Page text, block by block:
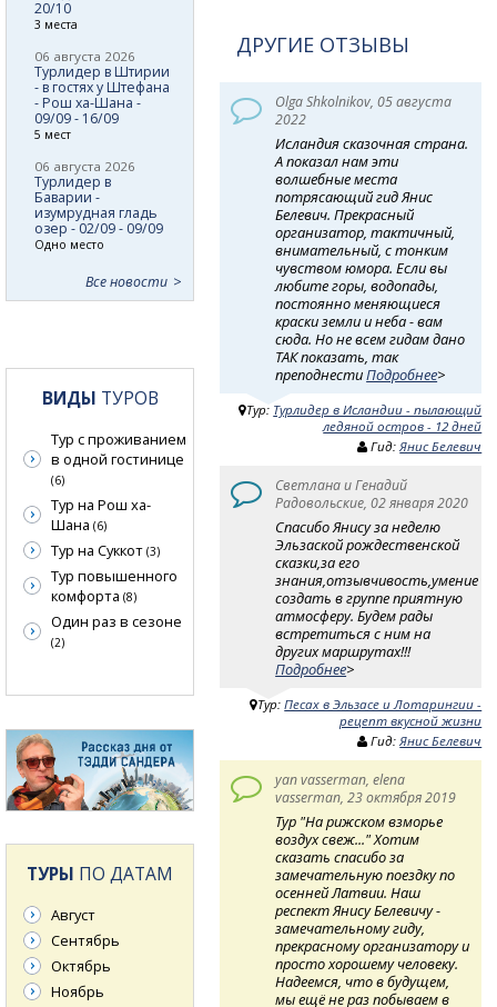
ДРУГИЕ ОТЗЫВЫ
Olga Shkolnikov, 05 августа
2022
Исландия сказочная страна.
А показал нам эти
волшебные места
потрясающий гид Янис
Белевич. Прекрасный
организатор, тактичный,
внимательный, с тонким
чувством юмора. Если вы
любите горы, водопады,
постоянно меняющиеся
краски земли и неба - вам
сюда. Но не всем гидам дано
ТАК показать, так
преподнестиПодробнее>
Тур: Турлидер в Исландии - пылающий
ледяной остров - 12 дней
Гид:Янис Белевич
Светлана и Генадий
Радовольские, 02 января 2020
Спасибо Янису за неделю
Эльзаской рождественской
сказки,за его
знания,отзывчивость,умение
создать в группе приятную
атмосферу. Будем рады
встретиться с ним на
других маршрутах!!!
Подробнее>
Тур:Песах в Эльзасе и Лотарингии -
рецепт вкусной жизни
Гид:Янис Белевич
yan vasserman, elena
vasserman, 23 октября 2019
Тур "На рижском взморье
воздух свеж..." Хотим
сказать спасибо за
замечательную поездку по
осенней Латвии. Наш
респект Янису Белевичу -
замечательному гиду,
прекрасному организатору и
просто хорошему человеку.
Надеемся, что в будущем,
мы ещё не раз побываем в
20/10
3 места
06 августа 2026
Турлидер в Штирии
- в гостях у Штефана
- Рош ха-Шана -
09/09 - 16/09
5 мест
06 августа 2026
Турлидер в
Баварии -
изумрудная гладь
озер - 02/09 - 09/09
Одно место
Все новости
ВИДЫ ТУРОВ
Тур с проживанием
в одной гостинице
(6)
Тур на Рош ха-
Шана (6)
Тур на Суккот (3)
Тур повышенного
комфорта (8)
Один раз в сезоне
(2)
ТУРЫ ПО ДАТАМ
Август
Сентябрь
Октябрь
Ноябрь